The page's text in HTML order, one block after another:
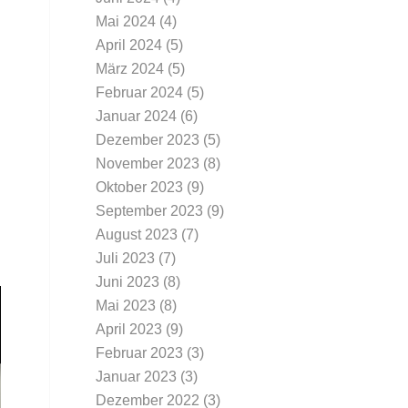
Mai 2024 (4)
April 2024 (5)
März 2024 (5)
Februar 2024 (5)
Januar 2024 (6)
Dezember 2023 (5)
November 2023 (8)
Oktober 2023 (9)
September 2023 (9)
August 2023 (7)
Juli 2023 (7)
Juni 2023 (8)
Mai 2023 (8)
April 2023 (9)
Februar 2023 (3)
Januar 2023 (3)
Dezember 2022 (3)